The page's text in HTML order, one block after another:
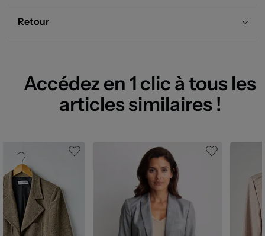
Retour
Accédez en 1 clic à tous les
articles similaires !